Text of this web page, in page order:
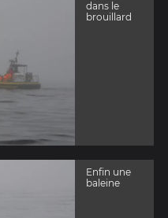
dans le
brouillard
Enfin une
baleine